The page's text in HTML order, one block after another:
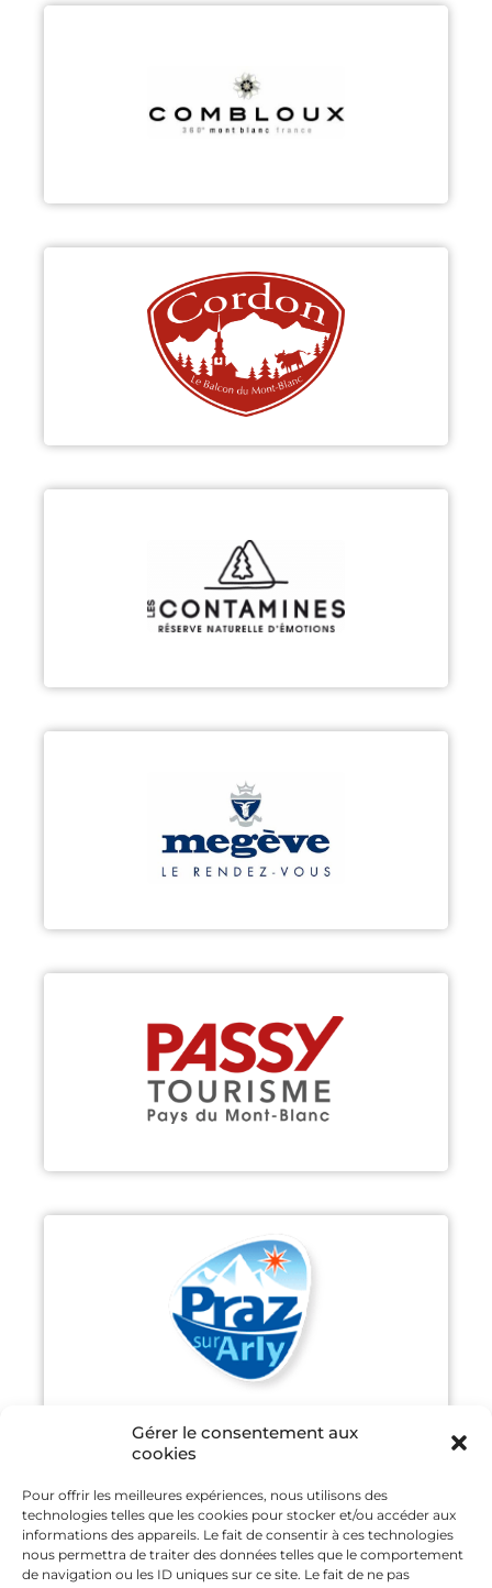
Gérer le consentement aux
cookies
Pour offrir les meilleures expériences, nous utilisons des
technologies telles que les cookies pour stocker et/ou accéder aux
informations des appareils. Le fait de consentir à ces technologies
nous permettra de traiter des données telles que le comportement
de navigation ou les ID uniques sur ce site. Le fait de ne pas
COMBLOUX
Découvrir
CORDON
Découvrir
LES CONTAMINES-MONTJOIE
Découvrir
MEGÈVE
Découvrir
PASSY
Découvrir
PRAZ-SUR-ARLY
Découvrir
SAINT GERVAIS MONT-BLANC
Découvrir